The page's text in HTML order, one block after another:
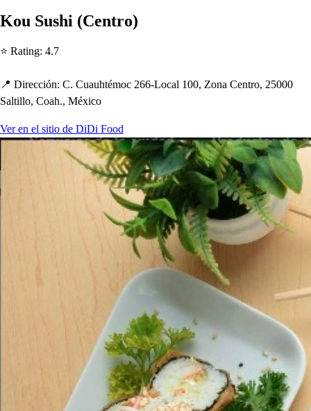
Kou Sushi (Centro)
⭐ Rating: 4.7
📍 Dirección: C. Cuauhtémoc 266-Local 100, Zona Centro, 25000
Saltillo, Coah., México
Ver en el sitio de DiDi Food